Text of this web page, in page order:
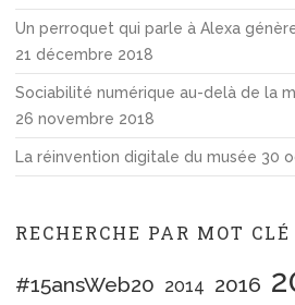
Un perroquet qui parle à Alexa
21 décembre 2018
Sociabilité numérique au-delà de la
26 novembre 2018
La réinvention digitale du musée 30
RECHERCHE PAR MOT CLÉ
#15ansWeb20 2014 2016